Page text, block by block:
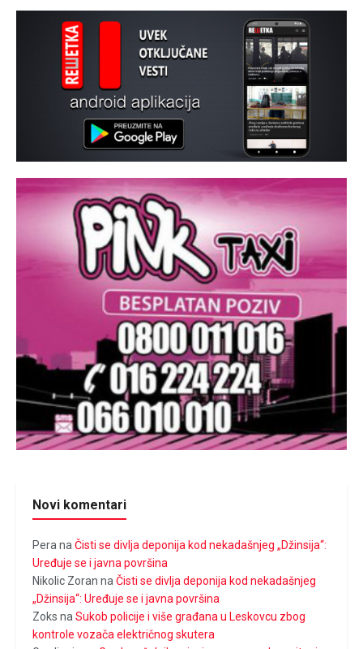
Novi komentari
Pera na Čisti se divlja deponija kod nekadašnjeg „Džinsija“:
Uređuje se i javna površina
Nikolic Zoran na Čisti se divlja deponija kod nekadašnjeg
„Džinsija“: Uređuje se i javna površina
Zoks na Sukob policije i više građana u Leskovcu zbog
kontrole vozača električnog skutera